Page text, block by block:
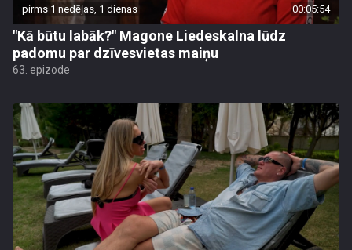
pirms 1 nedēļas, 1 dienas 00:05:54
"Kā būtu labāk?" Magone Liedeskalna lūdz
padomu par dzīvesvietas maiņu
63. epizode